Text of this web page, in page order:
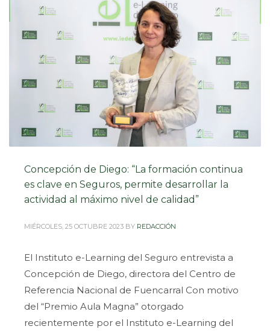
Concepción de Diego: “La formación continua
es clave en Seguros, permite desarrollar la
actividad al máximo nivel de calidad”
MIÉRCOLES, 25 OCTUBRE 2023 BY REDACCIÓN
El Instituto e-Learning del Seguro entrevista a
Concepción de Diego, directora del Centro de
Referencia Nacional de Fuencarral Con motivo
del “Premio Aula Magna” otorgado
recientemente por el Instituto e-Learning del